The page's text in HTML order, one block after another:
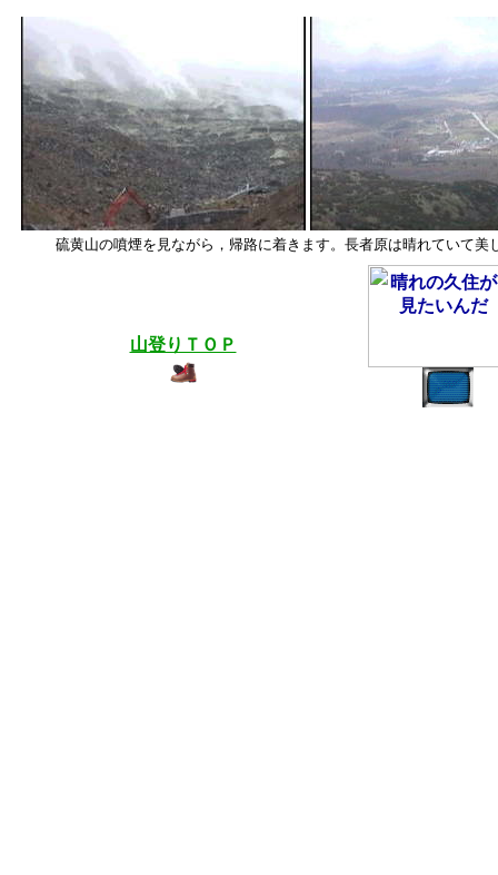
山登りＴＯＰ
硫黄山の噴煙を見ながら，帰路に着きます。長者原は晴れていて美
晴れの久住が
見たいんだ